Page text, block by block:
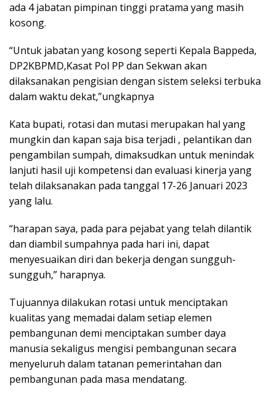
ada 4 jabatan pimpinan tinggi pratama yang masih
kosong.
“Untuk jabatan yang kosong seperti Kepala Bappeda,
DP2KBPMD,Kasat Pol PP dan Sekwan akan
dilaksanakan pengisian dengan sistem seleksi terbuka
dalam waktu dekat,”ungkapnya
Kata bupati, rotasi dan mutasi merupakan hal yang
mungkin dan kapan saja bisa terjadi , pelantikan dan
pengambilan sumpah, dimaksudkan untuk menindak
lanjuti hasil uji kompetensi dan evaluasi kinerja yang
telah dilaksanakan pada tanggal 17-26 Januari 2023
yang lalu.
“harapan saya, pada para pejabat yang telah dilantik
dan diambil sumpahnya pada hari ini, dapat
menyesuaikan diri dan bekerja dengan sungguh-
sungguh,” harapnya.
Tujuannya dilakukan rotasi untuk menciptakan
kualitas yang memadai dalam setiap elemen
pembangunan demi menciptakan sumber daya
manusia sekaligus mengisi pembangunan secara
menyeluruh dalam tatanan pemerintahan dan
pembangunan pada masa mendatang.